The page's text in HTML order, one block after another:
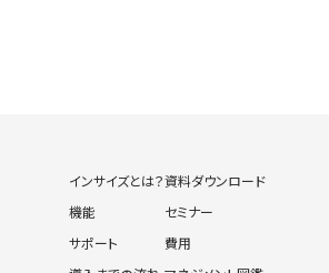
インサイズとは？
機能
サポート
資料ダウンロード
セミナー
費用